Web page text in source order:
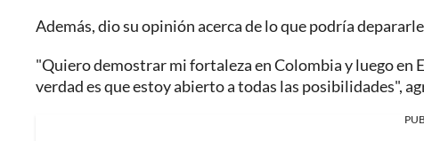
Además, dio su opinión acerca de lo que podría
"Quiero demostrar mi fortaleza en Colombia y luego en
verdad es que estoy abierto a todas las posibilidades",